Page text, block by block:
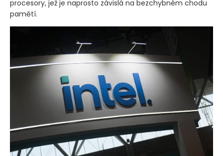
procesory, jež je naprosto závislá na bezchybném chodu
pamětí.